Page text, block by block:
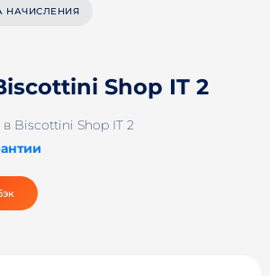
НАЧИСЛЕНИЯ
Shop IT 2
Biscottini Shop IT 2